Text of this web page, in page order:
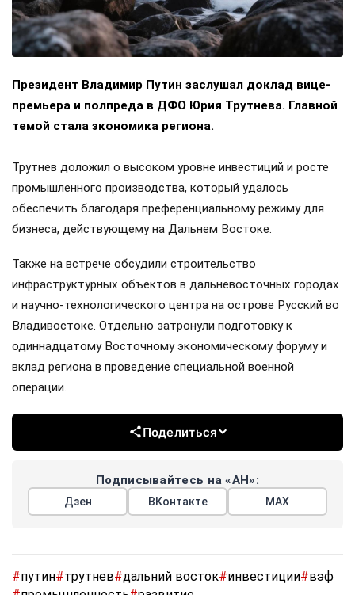
Президент Владимир Путин заслушал доклад вице-
премьера и полпреда в ДФО Юрия Трутнева. Главной
темой стала экономика региона.
Трутнев доложил о высоком уровне инвестиций и росте
промышленного производства, который удалось
обеспечить благодаря преференциальному режиму для
бизнеса, действующему на Дальнем Востоке.
Также на встрече обсудили строительство
инфраструктурных объектов в дальневосточных городах
и научно-технологического центра на острове Русский во
Владивостоке. Отдельно затронули подготовку к
одиннадцатому Восточному экономическому форуму и
вклад региона в проведение специальной военной
операции.
Поделиться
Подписывайтесь на «АН»:
Дзен ВКонтакте МАХ
#путин#трутнев#дальний восток#инвестиции#вэф